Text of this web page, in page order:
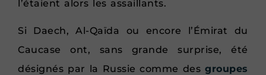
l’étaient alors les assaillants.
Si Daech, Al-Qaïda ou encore l’Émirat du
Caucase ont, sans grande surprise, été
désignés par la Russie comme desgroupes